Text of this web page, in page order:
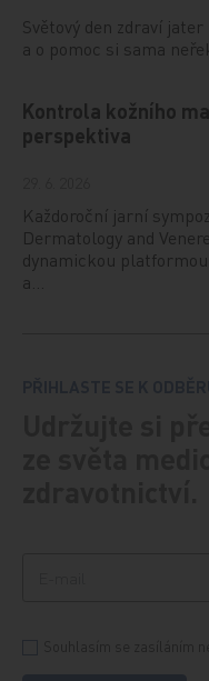
Světový den zdraví
a o pomoc si sama
Kontrola kožního
perspektiva
Každoroční jarní
Dermatology and
dynamickou
a…